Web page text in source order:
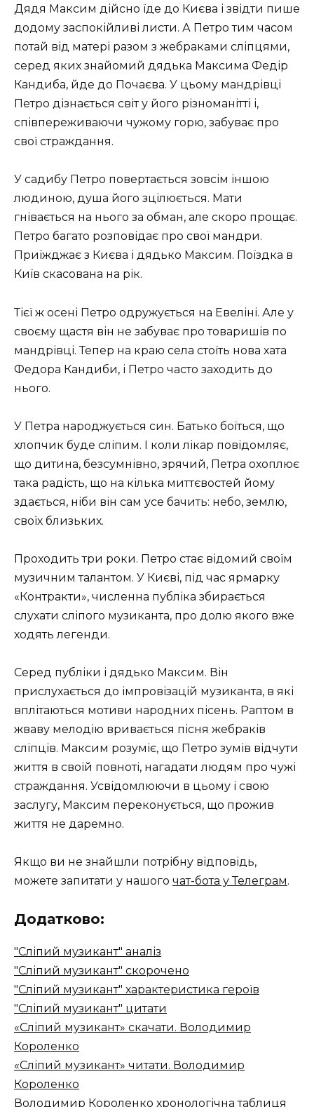
Дядя Максим дійсно їде до Києва і звідти пише
додому заспокійливі листи. А Петро тим часом
потай від матері разом з жебраками сліпцями,
серед яких знайомий дядька Максима Федір
Кандиба, йде до Почаєва. У цьому мандрівці
Петро дізнається світ у його різноманітті і,
співпереживаючи чужому горю, забуває про
свої страждання.
У садибу Петро повертається зовсім іншою
людиною, душа його зцілюється. Мати
гнівається на нього за обман, але скоро прощає.
Петро багато розповідає про свої мандри.
Приїжджає з Києва і дядько Максим. Поїздка в
Київ скасована на рік.
Тієї ж осені Петро одружується на Евеліні. Але у
своєму щастя він не забуває про товаришів по
мандрівці. Тепер на краю села стоїть нова хата
Федора Кандиби, і Петро часто заходить до
нього.
У Петра народжується син. Батько боїться, що
хлопчик буде сліпим. І коли лікар повідомляє,
що дитина, безсумнівно, зрячий, Петра охоплює
така радість, що на кілька миттєвостей йому
здається, ніби він сам усе бачить: небо, землю,
своїх близьких.
Проходить три роки. Петро стає відомий своїм
музичним талантом. У Києві, під час ярмарку
«Контракти», численна публіка збирається
слухати сліпого музиканта, про долю якого вже
ходять легенди.
Серед публіки і дядько Максим. Він
прислухається до імпровізацій музиканта, в які
вплітаються мотиви народних пісень. Раптом в
жваву мелодію вривається пісня жебраків
сліпців. Максим розуміє, що Петро зумів відчути
життя в своїй повноті, нагадати людям про чужі
страждання. Усвідомлюючи в цьому і свою
заслугу, Максим переконується, що прожив
життя не даремно.
Якщо ви не знайшли потрібну відповідь,
можете запитати у нашого чат-бота у Телеграм.
Додатково:
"Сліпий музикант" аналіз
"Сліпий музикант" скорочено
"Сліпий музикант" характеристика героїв
"Сліпий музикант" цитати
«Сліпий музикант» скачати. Володимир
Короленко
«Сліпий музикант» читати. Володимир
Короленко
Володимир Короленко хронологічна таблиця